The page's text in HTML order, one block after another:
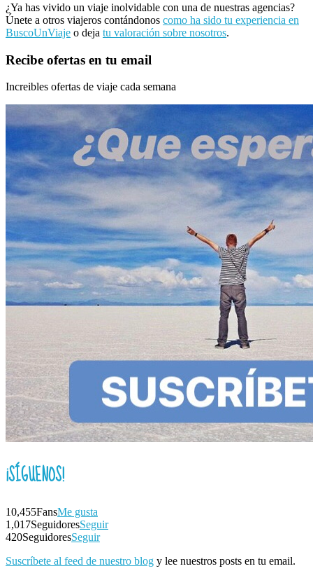
¿Ya has vivido un viaje inolvidable con una de nuestras agencias?
Únete a otros viajeros contándonos como ha sido tu experiencia en
BuscoUnViaje o deja tu valoración sobre nosotros.
Recibe ofertas en tu email
Increibles ofertas de viaje cada semana
¡SÍGUENOS!
10,455FansMe gusta
1,017SeguidoresSeguir
420SeguidoresSeguir
Suscríbete al feed de nuestro blog y lee nuestros posts en tu email.